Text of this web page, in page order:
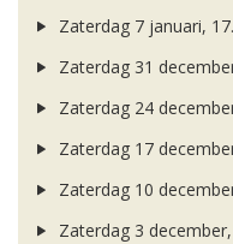
Zaterdag 7 januari,
Zaterdag 31
Zaterdag 24
Zaterdag 17
Zaterdag 10
Zaterdag 3